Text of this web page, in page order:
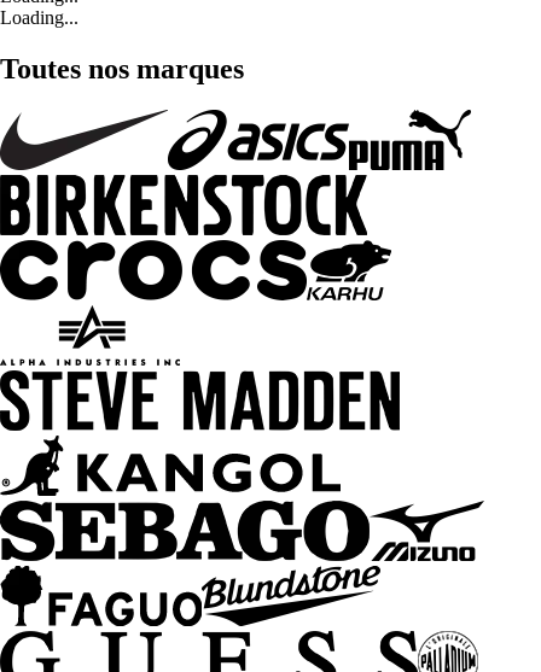
Loading...
Toutes nos marques